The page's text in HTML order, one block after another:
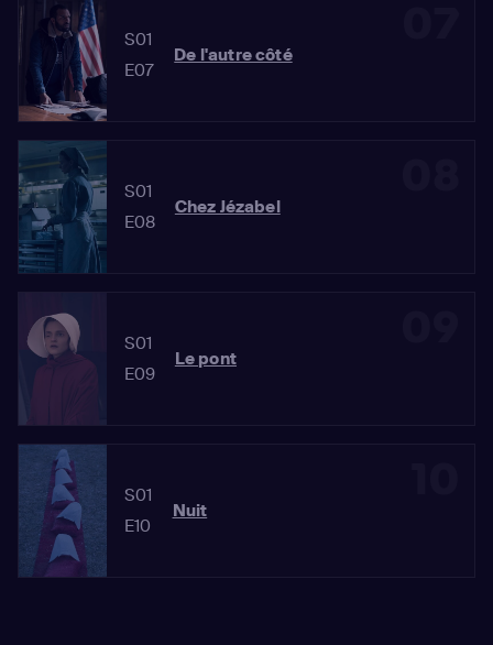
S01
E07
De l'autre côté
S01
E08
Chez Jézabel
S01
E09
Le pont
S01
E10
Nuit